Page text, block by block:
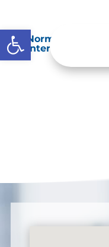
Abrir barra de
Normatividad
interés.